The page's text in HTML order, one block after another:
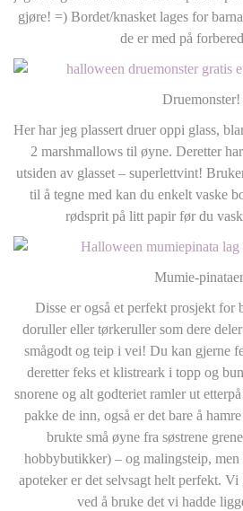
gjøre! =) Bordet/knasket lages for
de er med på
Druemonster!
Her har jeg plassert druer oppi glass,
2 marshmallows til øyne. Deretter
utsiden av glasset – superlettvint!
til å tegne med kan du enkelt vaske
rødsprit på litt papir før du
Mumie-
Disse er også et perfekt prosjekt for
doruller eller tørkeruller som dere
smågodt og teip i vei! Du kan gjerne
deretter feks et klistreark i topp og
snorene og alt godteriet ramler ut
pakke de inn, også er det bare å
brukte små øyne fra søstrene
hobbybutikker) – og malingsteip, men
apoteker er det selvsagt helt perfekt.
ved å bruke det vi hadde